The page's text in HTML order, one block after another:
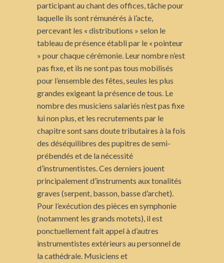
participant au chant des offices, tâche pour
laquelle ils sont rémunérés à l’acte,
percevant les « distributions » selon le
tableau de présence établi par le « pointeur
» pour chaque cérémonie. Leur nombre n’est
pas fixe, et ils ne sont pas tous mobilisés
pour l’ensemble des fêtes, seules les plus
grandes exigeant la présence de tous. Le
nombre des musiciens salariés n’est pas fixe
lui non plus, et les recrutements par le
chapitre sont sans doute tributaires à la fois
des déséquilibres des pupitres de semi-
prébendés et de la nécessité
d’instrumentistes. Ces derniers jouent
principalement d’instruments aux tonalités
graves (serpent, basson, basse d’archet).
Pour l’exécution des pièces en symphonie
(notamment les grands motets), il est
ponctuellement fait appel à d’autres
instrumentistes extérieurs au personnel de
la cathédrale. Musiciens et